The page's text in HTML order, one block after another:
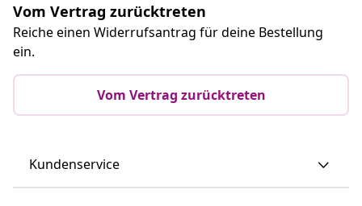
Vom Vertrag zurücktreten
Reiche einen Widerrufsantrag für deine Bestellung
ein.
Vom Vertrag zurücktreten
Kundenservice